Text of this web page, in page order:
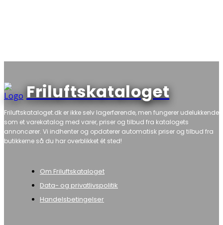
Friluftskataloget
Friluftskataloget.dk er ikke selv lagerførende, men fungerer udelukkende
som et varekatalog med varer, priser og tilbud fra katalogets
annoncører. Vi indhenter og opdaterer automatisk priser og tilbud fra
butikkerne så du har overblikket ét sted!
Om Friluftskataloget
Data- og privatlivspolitik
Handelsbetingelser